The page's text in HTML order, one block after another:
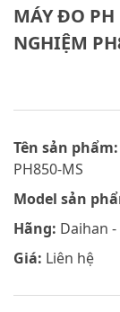
MÁY ĐO PH
NGHIỆM
Tên sản phẩm:
PH850-MS
Model sản
Hãng: Daihan
Giá: Liên hệ